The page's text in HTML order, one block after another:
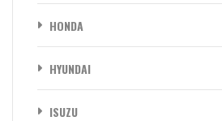
HONDA
HYUNDAI
ISUZU